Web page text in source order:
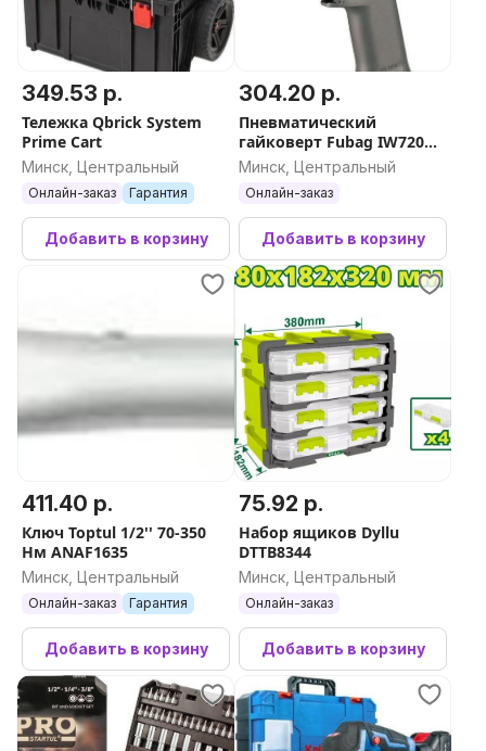
349.53 р.
Тележка Qbrick System
Prime Cart
Минск, Центральный
Онлайн-заказ Гарантия
Добавить в корзину
304.20 р.
Пневматический
гайковерт Fubag IW720
1/2 100192
Минск, Центральный
Онлайн-заказ
Добавить в корзину
411.40 р.
Ключ Toptul 1/2'' 70-350
Нм ANAF1635
Минск, Центральный
Онлайн-заказ Гарантия
Добавить в корзину
75.92 р.
Набор ящиков Dyllu
DTTB8344
Минск, Центральный
Онлайн-заказ
Добавить в корзину